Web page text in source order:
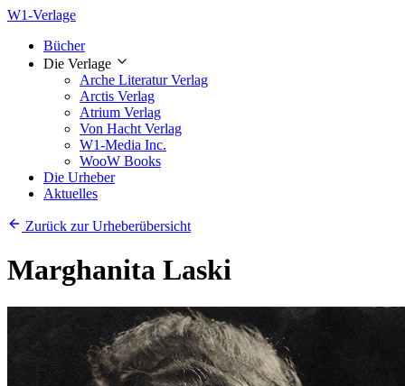
W1-Verlage
Bücher
Die Verlage
Arche Literatur Verlag
Arctis Verlag
Atrium Verlag
Von Hacht Verlag
W1-Media Inc.
WooW Books
Die Urheber
Aktuelles
Zurück zur Urheberübersicht
Marghanita Laski